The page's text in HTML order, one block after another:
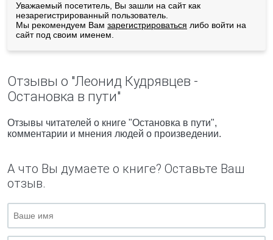
Уважаемый посетитель, Вы зашли на сайт как
незарегистрированный пользователь.
Мы рекомендуем Вам зарегистрироваться либо войти на
сайт под своим именем.
Отзывы о "Леонид Кудрявцев -
Остановка в пути"
Отзывы читателей о книге "Остановка в пути",
комментарии и мнения людей о произведении.
А что Вы думаете о книге? Оставьте Ваш
отзыв.